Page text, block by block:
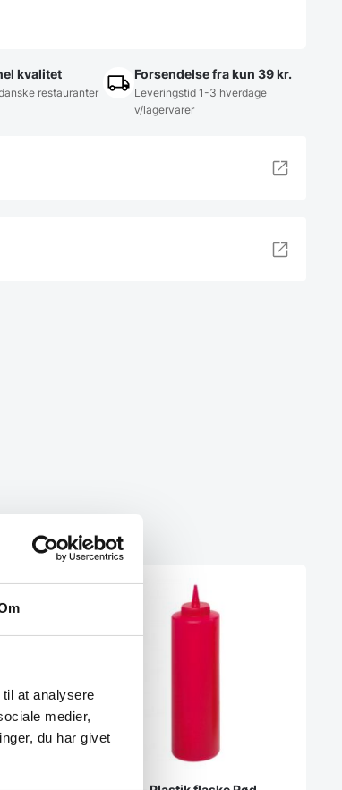
at analysere
medier,
du har givet
kvalitet
restauranter
Forsendelse fra kun 39 kr.
Leveringstid 1-3 hverdage
v/lagervarer